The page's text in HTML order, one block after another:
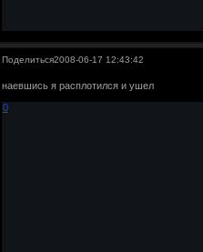
Поделиться2008-06-17 12:43:42
наевшись я расплотился и ушел
0